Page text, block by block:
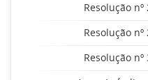
Resolução
Resolução
Resolução